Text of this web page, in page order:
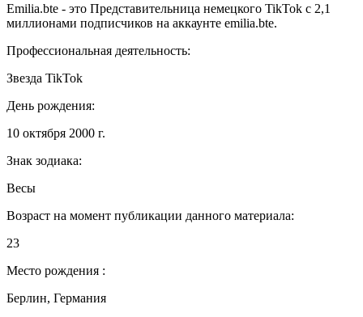
Emilia.bte - это Представительница немецкого TikTok с 2,1
миллионами подписчиков на аккаунте emilia.bte.
Профессиональная деятельность:
Звезда TikTok
День рождения:
10 октября 2000 г.
Знак зодиака:
Весы
Возраст на момент публикации данного материала:
23
Место рождения :
Берлин, Германия